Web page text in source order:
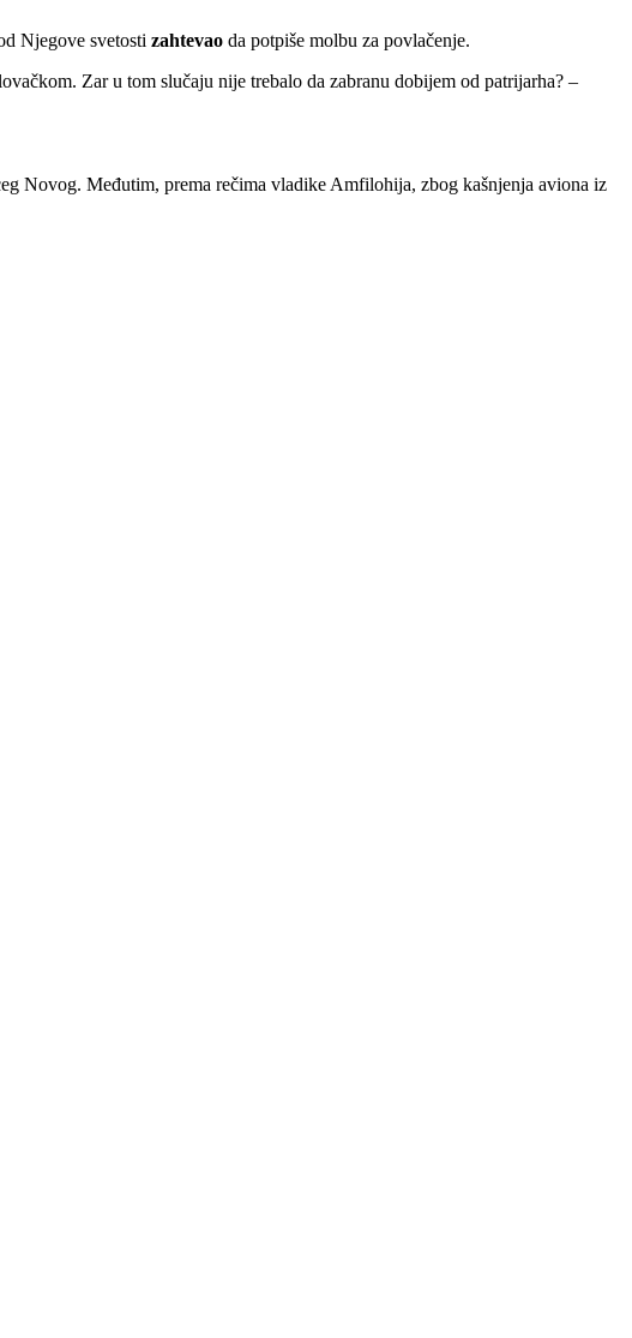
Njegove svetosti zahtevao da potpiše molbu za povlačenje.
Zar u tom slučaju nije trebalo da zabranu dobijem od patrijarha? –
Novog. Međutim, prema rečima vladike Amfilohija, zbog kašnjenja aviona iz